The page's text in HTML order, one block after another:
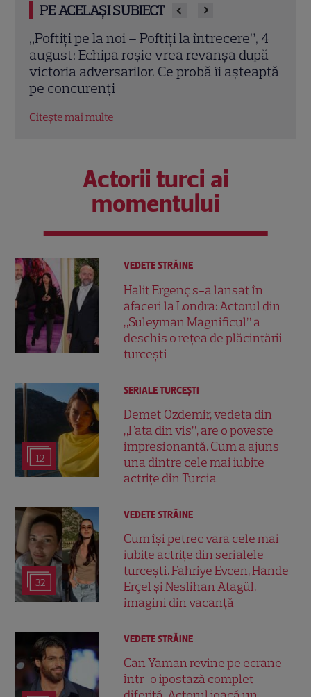
PE ACELAȘI SUBIECT
Grila TV de toamnă 2026: toate
premierele confirmate la Pro TV și
Antena 1. Ce show-uri și seriale revin din
septembrie
Citește mai multe
Actorii turci ai
momentului
VEDETE STRĂINE
Halit Ergenç s-a lansat în
afaceri la Londra: Actorul din
„Suleyman Magnificul” a
deschis o rețea de plăcintării
turcești
12
SERIALE TURCEŞTI
Demet Özdemir, vedeta din
„Fata din vis”, are o poveste
impresionantă. Cum a ajuns
una dintre cele mai iubite
actrițe din Turcia
32
VEDETE STRĂINE
Cum își petrec vara cele mai
iubite actrițe din serialele
turcești. Fahriye Evcen, Hande
Erçel și Neslihan Atagül,
imagini din vacanță
VEDETE STRĂINE
Can Yaman revine pe ecrane
într-o ipostază complet